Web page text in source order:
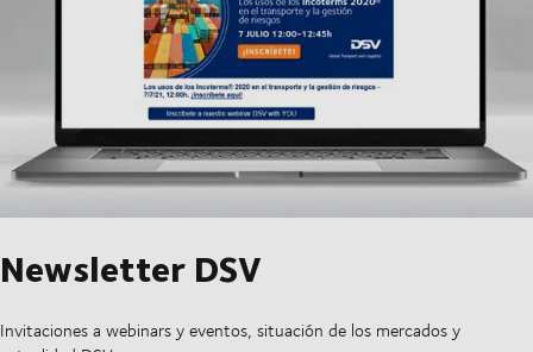
Newsletter DSV
Invitaciones a webinars y eventos, situación de los mercados y